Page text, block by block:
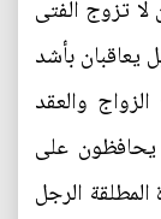
تزوج الفتى
يعاقبان بأشد
والعقد
يحافظون على
المطلقة الرجل